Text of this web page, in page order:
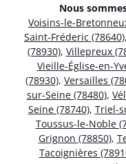
Nous
Voisins-le-
Saint-Fréderic (78640),
(78930), Villepreux
Vieille-Église-en-
(78930), Versailles
sur-Seine (78480),
Seine (78740), Triel-
Toussus-le-Noble
Grignon (78850),
Tacoignières